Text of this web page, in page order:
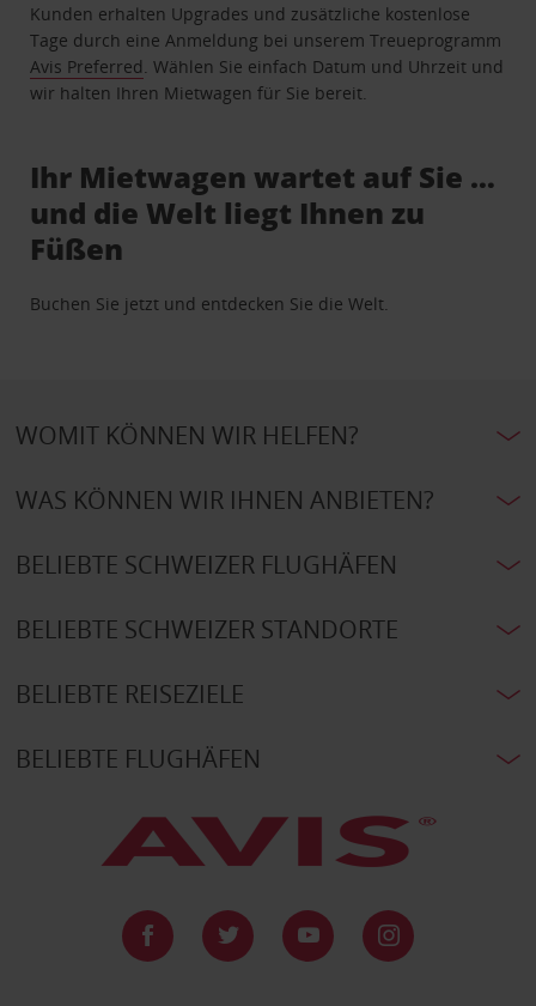
Kunden erhalten Upgrades und zusätzliche kostenlose
Tage durch eine Anmeldung bei unserem Treueprogramm
Avis Preferred . Wählen Sie einfach Datum und Uhrzeit und
wir halten Ihren Mietwagen für Sie bereit.
Ihr Mietwagen wartet auf Sie …
und die Welt liegt Ihnen zu
Füßen
Buchen Sie jetzt und entdecken Sie die Welt.
WOMIT KÖNNEN WIR HELFEN?
WAS KÖNNEN WIR IHNEN ANBIETEN?
BELIEBTE SCHWEIZER FLUGHÄFEN
BELIEBTE SCHWEIZER STANDORTE
BELIEBTE REISEZIELE
BELIEBTE FLUGHÄFEN